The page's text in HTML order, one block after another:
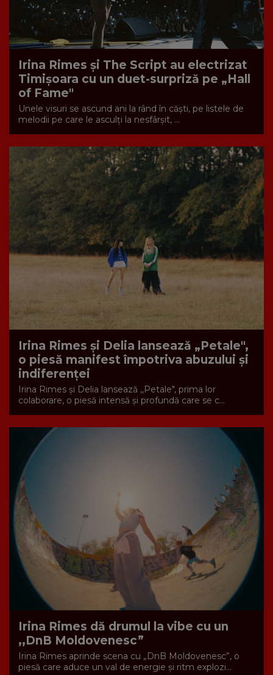
Irina Rimes și The Script au electrizat
Timișoara cu un duet-surpriză pe „Hall
of Fame"
Unele visuri se ascund ani la rând în căști, pe listele de
melodii pe care le asculți la nesfârșit, ...
Irina Rimes și Delia lansează „Petale",
o piesă manifest împotriva abuzului și
indiferenței
Irina Rimes și Delia lansează ,,Petale", prima lor
colaborare, o piesă intensă și profundă care se c...
Irina Rimes dă drumul la vibe cu un
,,DnB Moldovenesc”
Irina Rimes aprinde scena cu „DnB Moldovenesc”, o
piesă care aduce un val de energie și ritm explozi...